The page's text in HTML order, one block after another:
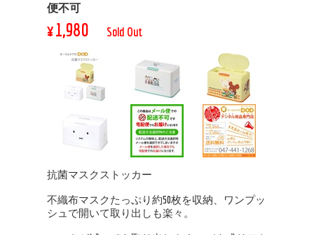
便不可
¥1,980 Sold Out
抗菌マスクストッカー
不織布マスクたっぷり約50枚を収納、ワンプッ
シュで開いて取り出しも楽々。